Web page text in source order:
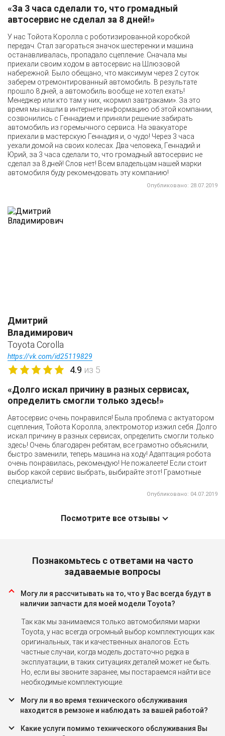
«За 3 часа сделали то, что громадный
автосервис не сделал за 8 дней!»
У нас Тойота Королла с роботизированной коробкой
передач. Стал загораться значок шестеренки и машина
останавливалась, пропадало сцепление. Сначала мы
приехали своим ходом в автосервис на Шлюзовой
набережной. Было обещано, что максимум через 2 суток
заберем отремонтированный автомобиль. В результате
прошло 8 дней, а автомобиль вообще не хотел ехать!
Менеджер или кто там у них, «кормил завтраками». За это
время мы нашли в интернете информацию об этой компании,
созвонились с Геннадием и приняли решение забирать
автомобиль из горемычного сервиса. На эвакуаторе
приехали в мастерскую Геннадия и, о чудо! Через 3 часа
уехали домой на своих колесах. Два человека, Геннадий и
Юрий, за 3 часа сделали то, что громадный автосервис не
сделал за 8 дней! Слов нет! Всем владельцам нашей марки
автомобиля буду рекомендовать эту компанию!
Опубликовано: 28.07.2019
Дмитрий
Владимирович
Toyota Corolla
https://vk.com/id25119829
4.9 из 5
«Долго искал причину в разных сервисах,
определить смогли только здесь!»
Автосервис очень понравился! Была проблема с актуатором
сцепления, Тойота Королла, электромотор изжил себя. Долго
искал причину в разных сервисах, определить смогли только
здесь! Очень благодарен ребятам, все грамотно объяснили,
быстро заменили, теперь машина на ходу! Адаптация робота
очень понравилась, рекомендую! Не пожалеете! Если стоит
выбор какой сервис выбрать, выбирайте этот! Грамотные
специалисты!
Опубликовано: 04.07.2019
Посмотрите все отзывы
Познакомьтесь с ответами на часто
задаваемые вопросы
Могу ли я рассчитывать на то, что у Вас всегда будут в
наличии запчасти для моей модели Toyota?
Так как мы занимаемся только автомобилями марки
Toyota, у нас всегда огромный выбор комплектующих как
оригинальных, так и качественных аналогов. Есть
частные случаи, когда модель достаточно редка в
эксплуатации, в таких ситуациях деталей может не быть.
Но, если вы звоните заранее, мы постараемся найти все
необходимые комплектующие.
Могу ли я во время технического обслуживания
находится в ремзоне и наблюдать за вашей работой?
Какие услуги помимо технического обслуживания Вы